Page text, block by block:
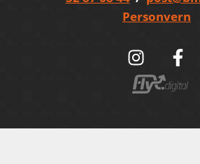
Personvern